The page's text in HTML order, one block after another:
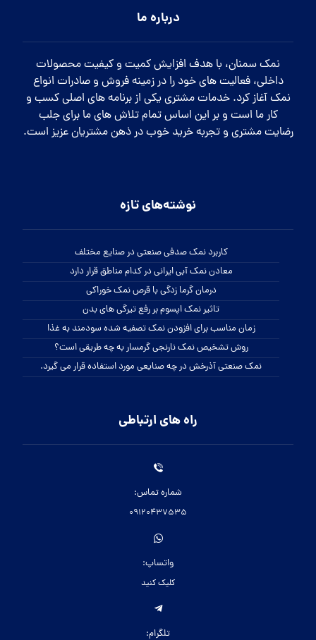
درباره ما
نمک سمنان، با هدف افزایش کمیت و کیفیت محصولات
داخلی، فعالیت های خود را در زمینه فروش و صادرات انواع
نمک آغاز کرد. خدمات مشتری یکی از برنامه های اصلی کسب و
کار ما است و بر این اساس تمام تلاش های ما برای جلب
رضایت مشتری و تجربه خرید خوب در ذهن مشتریان عزیز است.
نوشته‌های تازه
کاربرد نمک صدفی صنعتی در صنایع مختلف
معادن نمک آبی ایرانی در کدام مناطق قرار دارد
درمان گرما زدگی با قرص نمک خوراکی
تاثیر نمک اپسوم بر رفع تیرگی های بدن
زمان مناسب برای افزودن نمک تصفیه شده سودمند به غذا
روش تشخیص نمک نارنجی گرمسار به چه طریقی است؟
نمک صنعتی آذرخش در چه صنایعی مورد استفاده قرار می گیرد.
راه های ارتباطی
شماره تماس:
09120437535
واتساپ:
کلیک کنید
تلگرام: